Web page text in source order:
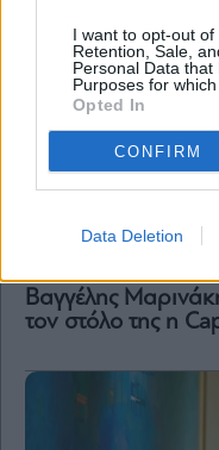
I want to opt-out of
Retention, Sale,
Personal Data
Purposes for
Opted In
CONFIRM
Data Deletion
Βαγγέλης
τον στόλο της η